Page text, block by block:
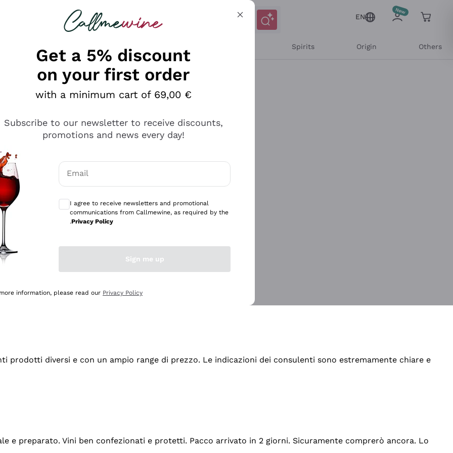
looking for
EN
Spirits Origin Others
professionalità
diversi e con un ampio range di prezzo. Le indicazioni dei consulenti sono estremamente chiare e
e preparato. Vini ben confezionati e protetti. Pacco arrivato in 2 giorni. Sicuramente comprerò ancora. Lo
Get a 5% discount
on your first order
with a minimum cart of 69,00 €
Subscribe to our newsletter to receive discounts,
promotions and news every day!
Email
I agree to receive newsletters and promotional
communications from Callmewine, as required by the
.Privacy Policy
Sign me up
information, please read our Privacy Policy